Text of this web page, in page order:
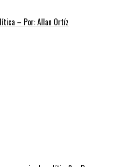
– Por: Allan Ortíz